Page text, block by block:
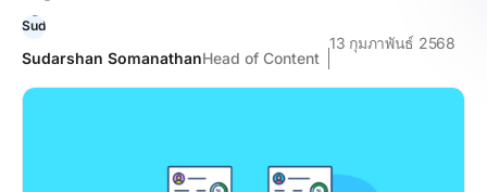
Sudarshan SomanathanHead of Content
13 กุมภาพันธ์ 2568